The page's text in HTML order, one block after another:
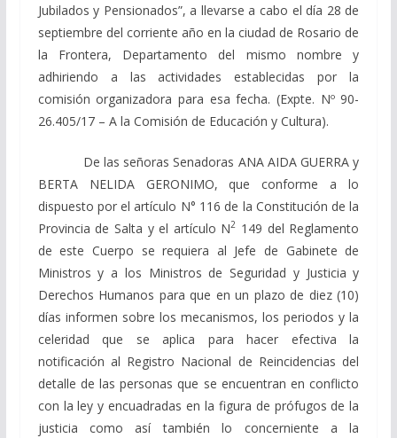
Jubilados y Pensionados”, a llevarse a cabo el día 28 de
septiembre del corriente año en la ciudad de Rosario de
la Frontera, Departamento del mismo nombre y
adhiriendo a las actividades establecidas por la
comisión organizadora para esa fecha. (Expte. Nº 90-
26.405/17 – A la Comisión de Educación y Cultura).
De las señoras Senadoras ANA AIDA GUERRA y
BERTA NELIDA GERONIMO, que conforme a lo
dispuesto por el artículo N° 116 de la Constitución de la
Provincia de Salta y el artículo N2 149 del Reglamento
de este Cuerpo se requiera al Jefe de Gabinete de
Ministros y a los Ministros de Seguridad y Justicia y
Derechos Humanos para que en un plazo de diez (10)
días informen sobre los mecanismos, los periodos y la
celeridad que se aplica para hacer efectiva la
notificación al Registro Nacional de Reincidencias del
detalle de las personas que se encuentran en conflicto
con la ley y encuadradas en la figura de prófugos de la
justicia como así también lo concerniente a la